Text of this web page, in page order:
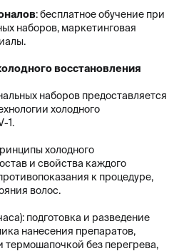
: бесплатное обучение при
наборов, маркетинговая
восстановления
наборов предоставляется
холодного
1.
холодного
и свойства каждого
к процедуре,
волос.
подготовка и разведение
нанесения препаратов,
термошапочкой без перегрева,